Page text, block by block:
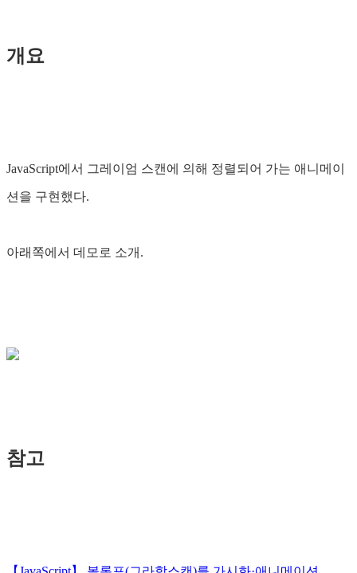
개요
JavaScript에서 그레이엄 스캔에 의해 정렬되어 가는 애니메이
션을 구현했다.
아래쪽에서 데모로 소개.
참고